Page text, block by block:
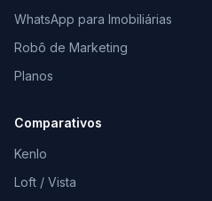
WhatsApp para Imobiliárias
Robô de Marketing
Planos
Comparativos
Kenlo
Loft / Vista